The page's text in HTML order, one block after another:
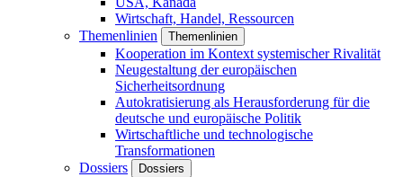
Wirtschaft, Handel, Ressourcen
Themenlinien
Themenlinien
Kooperation im Kontext systemischer Rivalität
Neugestaltung der europäischen
Sicherheitsordnung
Autokratisierung als Herausforderung für die
deutsche und europäische Politik
Wirtschaftliche und technologische
Transformationen
Dossiers
Dossiers